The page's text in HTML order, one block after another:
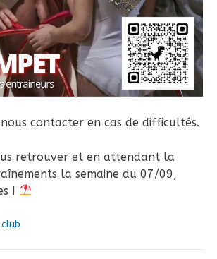
nous contacter en cas de difficultés.
retrouver et en attendant la
la semaine du 07/09,
!